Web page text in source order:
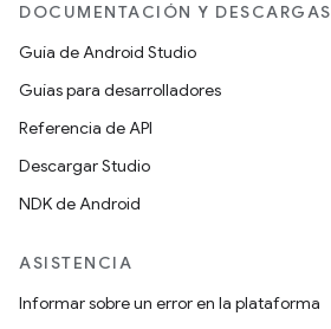
DOCUMENTACIÓN Y DESCARGAS
Guía de Android Studio
Guías para desarrolladores
Referencia de API
Descargar Studio
NDK de Android
ASISTENCIA
Informar sobre un error en la plataforma